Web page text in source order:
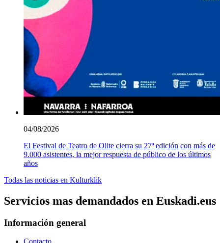
04/08/2026
El Festival de Teatro de Olite cierra su 27ª edición con más de
9.000 asistentes, la mejor respuesta de público de los últimos
años
Todas las noticias en Kulturklik
Servicios mas demandados en Euskadi.eus
Información general